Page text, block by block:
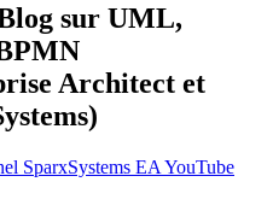
sur UML,
Architect et
SparxSystems EA YouTube